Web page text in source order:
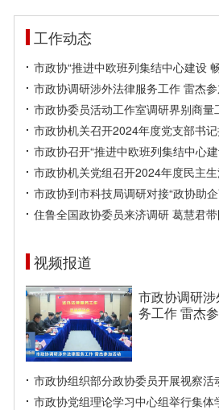
工作动态
市政协“推进中欧班列集结中心建设
市政协调研涉外法律服务工作 雷杰
市政协委员活动工作室调研界别商量
市政协机关召开2024年度党支部书
市政协召开“推进中欧班列集结中心
市政协机关党组召开2024年度民主
市政协到市科技局调研对接“政协助
住鲁全国政协委员来济调研 葛慧君
视频报道
市政协调研涉
务工作 雷杰
市政协组织部分政协委员开展视察活
市政协党组理论学习中心组举行集体